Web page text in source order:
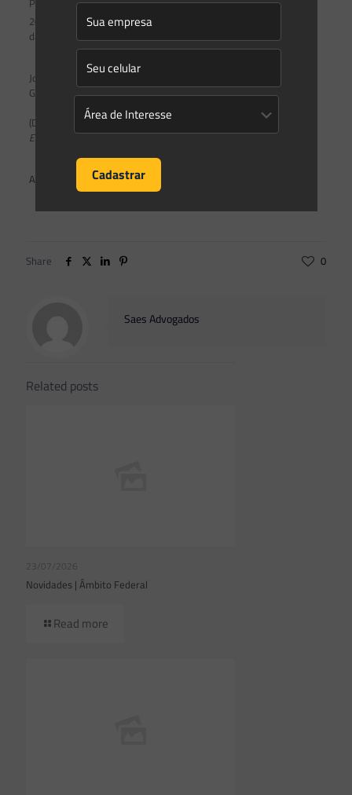
2022, 201
da Independência, 134
da Colonização do Solo Espírito-santense.
José Renato Casagrande
Governador do Estado
(DOE – ES de 28.11.2022)
Este texto não substitui o publicado no DOE – ES de 28.11.2022.
ANEXOS
Share 0
Saes Advogados
Related posts
23/07/2026
Novidades | Âmbito Federal
Read more